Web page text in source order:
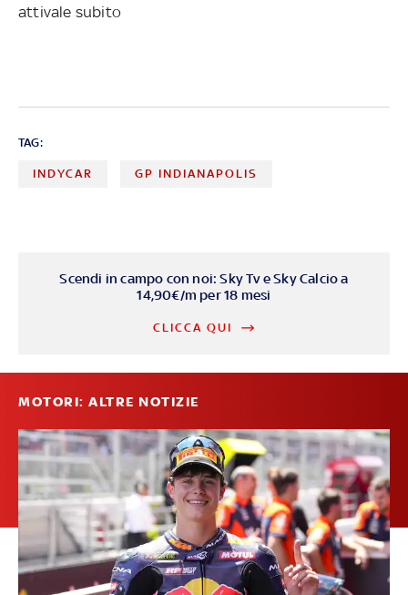
attivale subito
TAG:
INDYCAR GP INDIANAPOLIS
Scendi in campo con noi: Sky Tv e Sky Calcio a
14,90€/m per 18 mesi
CLICCA QUI
MOTORI: ALTRE NOTIZIE